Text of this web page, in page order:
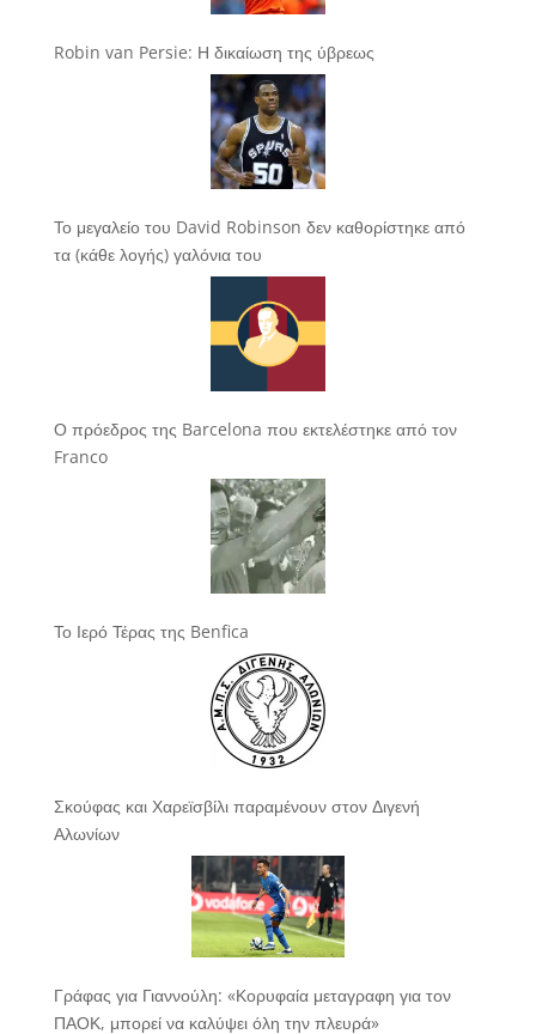
Robin van Persie: Η δικαίωση της ύβρεως
Το μεγαλείο του David Robinson δεν καθορίστηκε από
τα (κάθε λογής) γαλόνια του
Ο πρόεδρος της Barcelona που εκτελέστηκε από τον
Franco
Το Ιερό Τέρας της Benfica
Σκούφας και Χαρεϊσβίλι παραμένουν στον Διγενή
Αλωνίων
Γράφας για Γιαννούλη: «Κορυφαία μεταγραφη για τον
ΠΑΟΚ, μπορεί να καλύψει όλη την πλευρά»